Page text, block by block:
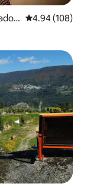
Calificación
4.94 (108)